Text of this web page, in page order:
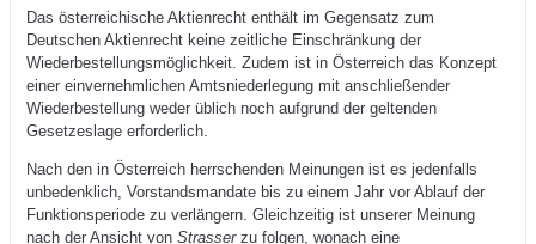
Das österreichische Aktienrecht enthält im Gegensatz zum
Deutschen Aktienrecht keine zeitliche Einschränkung der
Wiederbestellungsmöglichkeit. Zudem ist in Österreich das Konzept
einer einvernehmlichen Amtsniederlegung mit anschließender
Wiederbestellung weder üblich noch aufgrund der geltenden
Gesetzeslage erforderlich.
Nach den in Österreich herrschenden Meinungen ist es jedenfalls
unbedenklich, Vorstandsmandate bis zu einem Jahr vor Ablauf der
Funktionsperiode zu verlängern. Gleichzeitig ist unserer Meinung
nach der Ansicht von Strasserzu folgen, wonach eine